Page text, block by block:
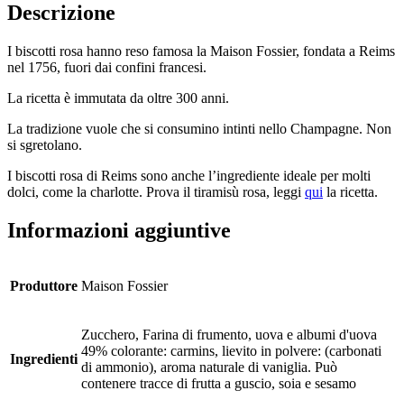
Descrizione
I biscotti rosa hanno reso famosa la Maison Fossier, fondata a Reims
nel 1756, fuori dai confini francesi.
La ricetta è immutata da oltre 300 anni.
La tradizione vuole che si consumino intinti nello Champagne. Non
si sgretolano.
I biscotti rosa di Reims sono anche l’ingrediente ideale per molti
dolci, come la charlotte. Prova il tiramisù rosa, leggi qui la ricetta.
Informazioni aggiuntive
Produttore Maison Fossier
Ingredienti
Zucchero, Farina di frumento, uova e albumi d'uova
49% colorante: carmins, lievito in polvere: (carbonati
di ammonio), aroma naturale di vaniglia. Può
contenere tracce di frutta a guscio, soia e sesamo